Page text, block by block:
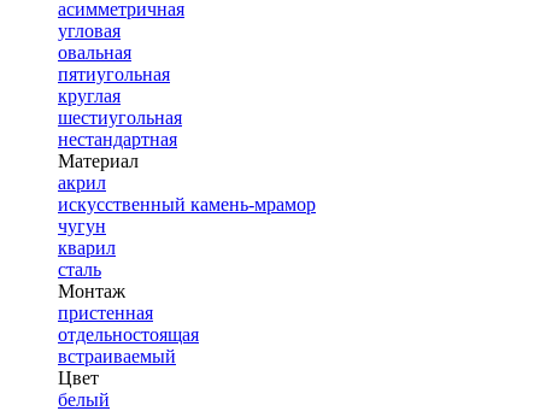
асимметричная
угловая
овальная
пятиугольная
круглая
шестиугольная
нестандартная
Материал
акрил
искусственный камень-мрамор
чугун
кварил
сталь
Монтаж
пристенная
отдельностоящая
встраиваемый
Цвет
белый